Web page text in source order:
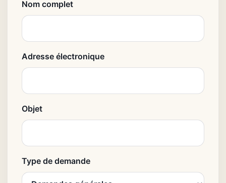
Nom complet
Adresse électronique
Objet
Type de demande